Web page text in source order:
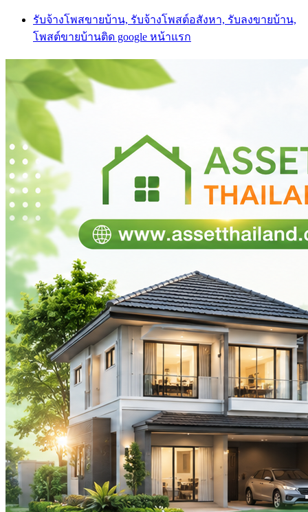
Skip
content
รับจ้างโพสขายบ้าน, รับจ้างโพสต์อสังหา, รับลงขายบ้าน,
โพสต์ขายบ้านติด google หน้าแรก